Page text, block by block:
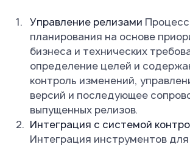
Управление релизами
планирования на основе
бизнеса и технических
определение целей и
контроль изменений,
версий и последующее
выпущенных релизов.
Интеграция с системой
Интеграция инструментов для